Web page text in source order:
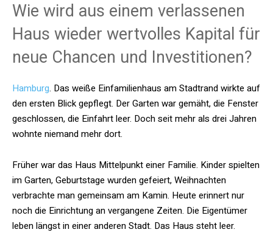
Wie wird aus einem verlassenen
Haus wieder wertvolles Kapital für
neue Chancen und Investitionen?
Hamburg. Das weiße Einfamilienhaus am Stadtrand wirkte auf
den ersten Blick gepflegt. Der Garten war gemäht, die Fenster
geschlossen, die Einfahrt leer. Doch seit mehr als drei Jahren
wohnte niemand mehr dort.
Früher war das Haus Mittelpunkt einer Familie. Kinder spielten
im Garten, Geburtstage wurden gefeiert, Weihnachten
verbrachte man gemeinsam am Kamin. Heute erinnert nur
noch die Einrichtung an vergangene Zeiten. Die Eigentümer
leben längst in einer anderen Stadt. Das Haus steht leer.